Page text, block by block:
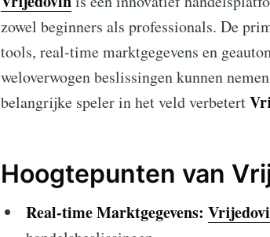
zowel beginners als professionals. De
tools, real-time marktgegevens en
weloverwogen beslissingen kunnen
belangrijke speler in het veld verbetert
Hoogtepunten van
Real-time Marktgegevens: